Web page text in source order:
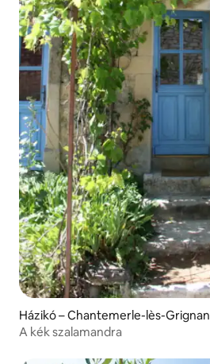
Házikó – Chantemerle-lès-Grignan
A kék szalamandra